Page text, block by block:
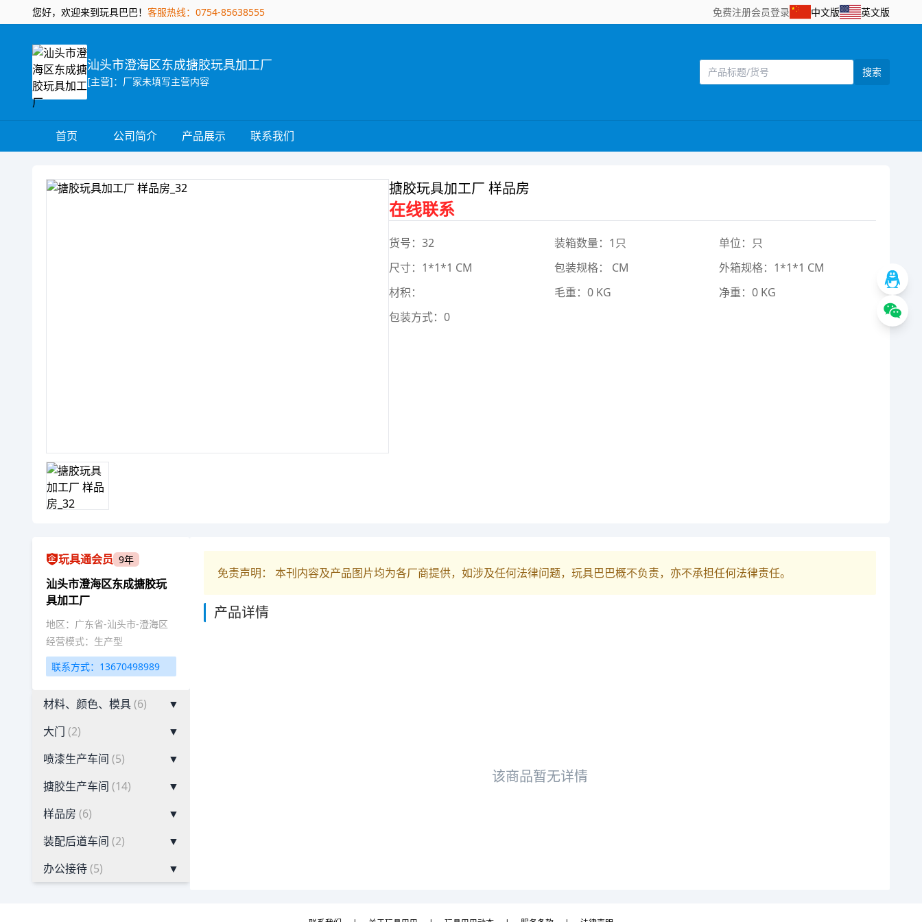
您好，欢迎来到玩具巴巴！ 客服热线：0754-85638555 免费注册会员登录 中文版 英文版
汕头市澄海区东成搪胶玩具加工厂
[主营]：厂家未填写主营内容
搜索
首页 公司简介 产品展示 联系我们
搪胶玩具加工厂 样品房
在线联系
货号：32 装箱数量：1只
单位：只
尺寸：1*1*1 CM
包装规格： CM
外箱规格：1*1*1 CM
材积：
毛重：0 KG
净重：0 KG
包装方式：0
玩具通会员 9年
汕头市澄海区东成搪胶玩
具加工厂
地区：广东省-汕头市-澄海区
经营模式：生产型
联系方式：13670498989
材料、颜色、模具(6)
▼
大门 (2)
▼
喷漆生产车间 (5)
▼
搪胶生产车间 (14)
▼
样品房 (6)
▼
装配后道车间 (2)
▼
办公接待(5) ▼
免责声明： 本刊内容及产品图片均为各厂商提供，如涉及任何法律问题，玩具巴巴概不负责，亦不承担任何法律责任。
产品详情
该商品暂无详情